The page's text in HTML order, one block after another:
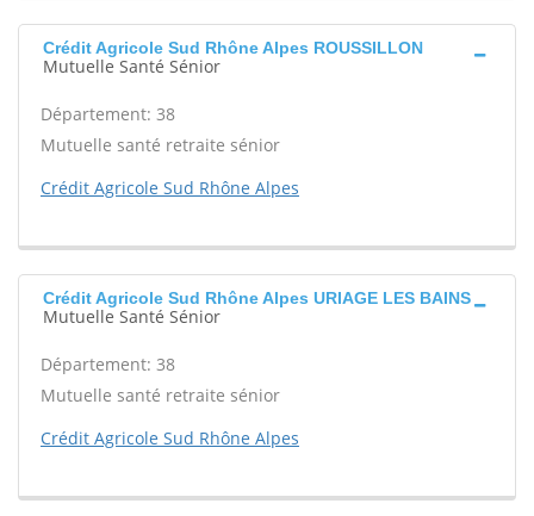
Crédit Agricole Sud Rhône Alpes ROUSSILLON
Mutuelle Santé Sénior
Département: 38
Mutuelle santé retraite sénior
Crédit Agricole Sud Rhône Alpes
Crédit Agricole Sud Rhône Alpes URIAGE LES BAINS
Mutuelle Santé Sénior
Département: 38
Mutuelle santé retraite sénior
Crédit Agricole Sud Rhône Alpes